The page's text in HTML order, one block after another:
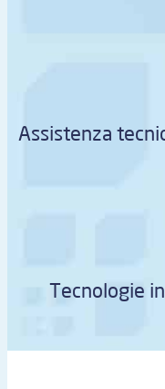
Assistenza
Tecnologie